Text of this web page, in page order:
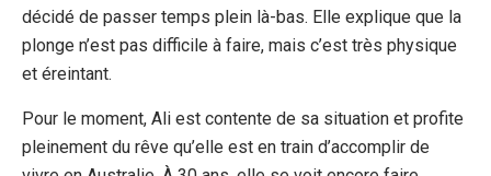
décidé de passer temps plein là-bas. Elle explique que la
plonge n’est pas difficile à faire, mais c’est très physique
et éreintant.
Pour le moment, Ali est contente de sa situation et profite
pleinement du rêve qu’elle est en train d’accomplir de